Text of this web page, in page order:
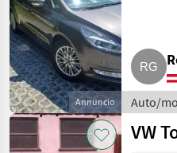
Annuncio
Auto/
Berline
VW